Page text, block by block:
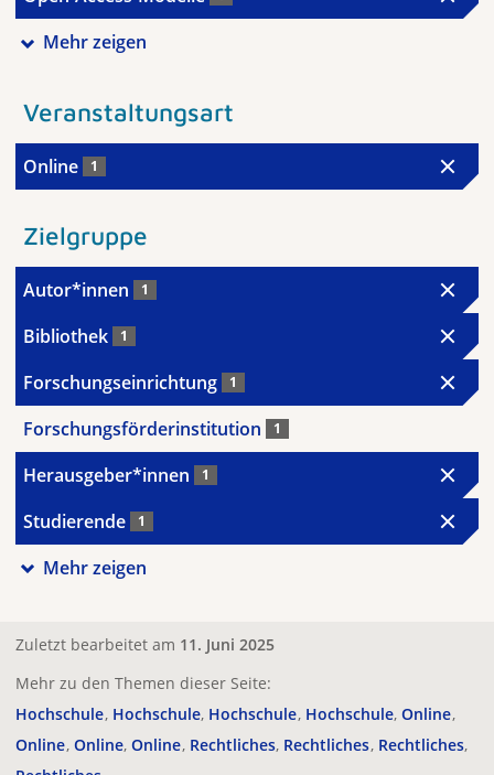
Mehr zeigen
Veranstaltungsart
Online 1
Zielgruppe
Autor*innen 1
Bibliothek 1
Forschungseinrichtung 1
Forschungsförderinstitution 1
Herausgeber*innen 1
Studierende 1
Mehr zeigen
Zuletzt bearbeitet am 11. Juni 2025
Mehr zu den Themen dieser Seite:
Hochschule Hochschule Hochschule Hochschule Online
Online Online Online Rechtliches Rechtliches Rechtliches